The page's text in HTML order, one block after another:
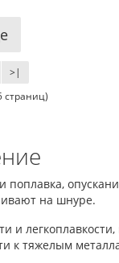
>|
страниц)
поплавка,
на шнуре.
и
к тяжелым